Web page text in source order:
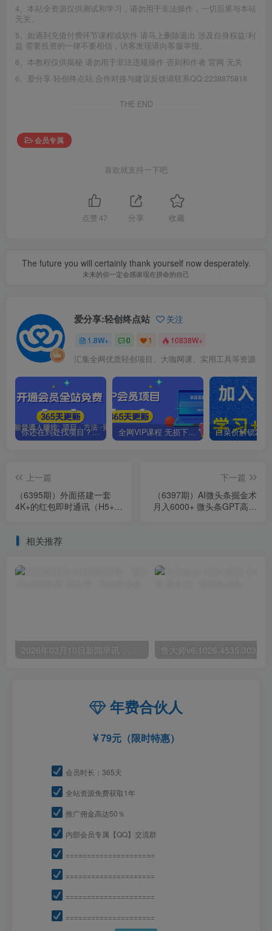
4、本站全资源仅供测试和学习，请勿用于非法操作，一切后果与本站
无关。
5、如遇到充值付费环节课程或软件 请马上删除退出 涉及自身权益/利
益 需要投资的一律不要相信，访客发现请向客服举报。
6、本教程仅供揭秘 请勿用于非法违规操作 否则和作者 官网 无关
6、爱分享·轻创终点站,合作对接与建议反馈请联系QQ:2238875818
THE END
会员专属
喜欢就支持一下吧
点赞 47 分享 收藏
The future you will certainly thank yourself now desperately.
未来的你一定会感谢现在拼命的自己
爱分享:轻创终点站 关注
1.8W+ 0 1 10838W+
汇集全网优质轻创项目、大咖网课、实用工具等资源
你还在到处找项目？还在当韭菜？我靠卖项目一个月收入5万+，曾经我也是个失败者。 全网VIP课程 无损下载~.~
上一篇
（6395期）外面搭建一套
4K+的红包即时通讯（H5+安
下一篇
（6397期）AI微头条掘金术
月入6000+ 微头条GPT高级
相关推荐
年费合伙人
79元（限时特惠）
会员时长：365天
全站资源免费获取1年
推广佣金高达50％
内部会员专属【QQ】交流群
=====================
=====================
=====================
=====================